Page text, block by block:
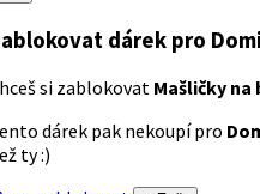
dárek pro
si zablokovat Mašličky na
dárek pak nekoupí pro
ty :)